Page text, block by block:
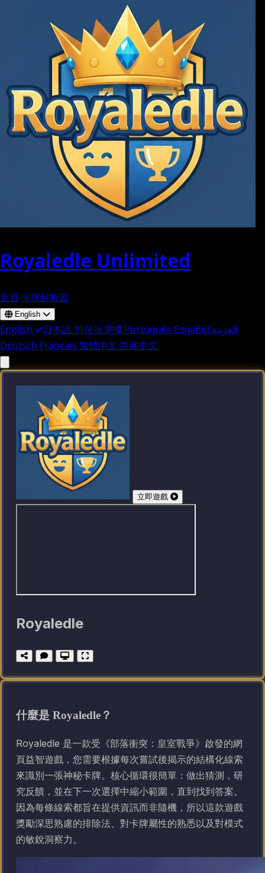
Royaledle Unlimited
首頁卡牌解析器
English
English 日本語 한국어 हिन्दी Português Español العربية
Deutsch Français 繁體中文 简体中文
立即遊戲
Royaledle
什麼是 Royaledle？
Royaledle 是一款受《部落衝突：皇室戰爭》啟發的網
頁益智遊戲，您需要根據每次嘗試後揭示的結構化線索
來識別一張神秘卡牌。核心循環很簡單：做出猜測，研
究反饋，並在下一次選擇中縮小範圍，直到找到答案。
因為每條線索都旨在提供資訊而非隨機，所以這款遊戲
獎勵深思熟慮的排除法、對卡牌屬性的熟悉以及對模式
的敏銳洞察力。